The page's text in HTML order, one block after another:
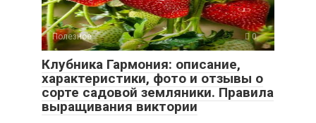
Полезное 0
Клубника Гармония: описание,
характеристики, фото и отзывы о
сорте садовой земляники. Правила
выращивания виктории